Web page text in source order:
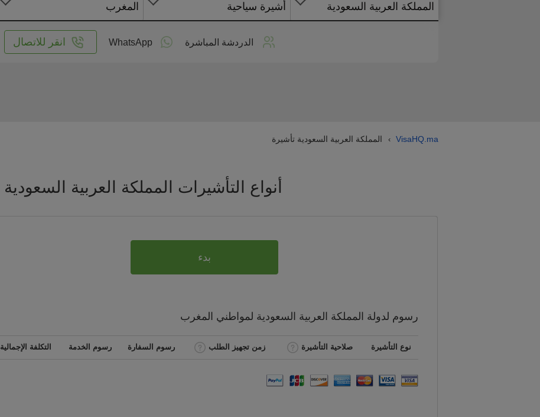
المملكة العربية السعودية أشيرة سياحية المغرب
الدردشة المباشرة WhatsApp انقر للاتصال
VisaHQ.ma
› المملكة العربية السعودية تأشيرة
أنواع التأشيرات المملكة العربية السعودية
بدء
رسوم لدولة المملكة العربية السعودية لمواطني المغرب
نوع التأشيرة صلاحية التأشيرة زمن تجهيز الطلب رسوم السفارة رسوم الخدمة التكلفة الإجمالية